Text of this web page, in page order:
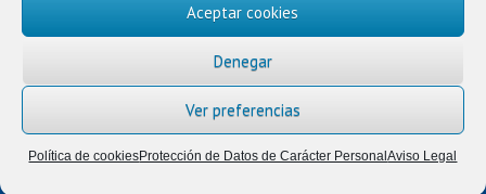
Aceptar cookies
Denegar
Ver preferencias
Política de cookiesProtección de Datos de Carácter PersonalAviso Legal
divulgah2@cnh2.es
13500 Puertollano (Ciudad Real)